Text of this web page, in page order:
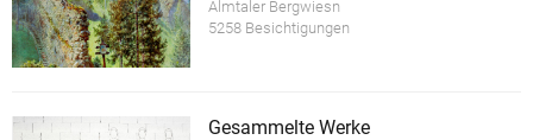
Almtaler Bergwiesn
5258 Besichtigungen
Gesammelte Werke